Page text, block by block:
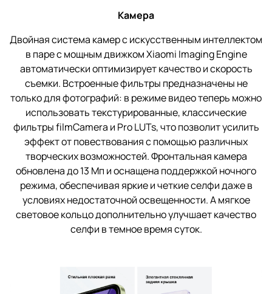
Камера
Двойная система камер с искусственным интеллектом
в паре с мощным движком Xiaomi Imaging Engine
автоматически оптимизирует качество и скорость
съемки. Встроенные фильтры предназначены не
только для фотографий: в режиме видео теперь можно
использовать текстурированные, классические
фильтры filmCamera и Pro LUTs, что позволит усилить
эффект от повествования с помощью различных
творческих возможностей. Фронтальная камера
обновлена до 13 Мп и оснащена поддержкой ночного
режима, обеспечивая яркие и четкие селфи даже в
условиях недостаточной освещенности. А мягкое
световое кольцо дополнительно улучшает качество
селфи в темное время суток.